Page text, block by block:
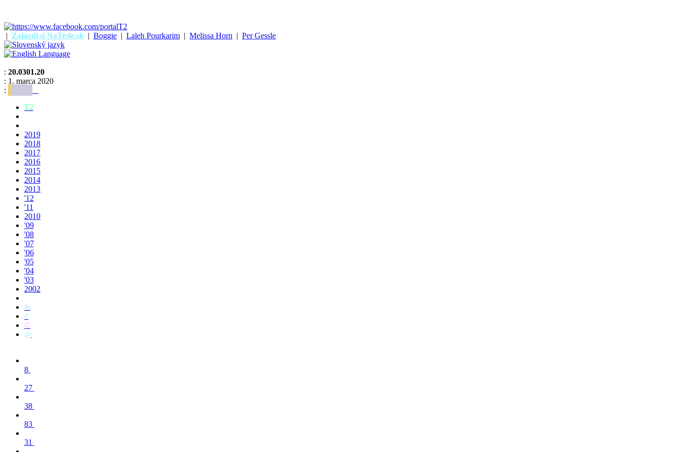
| Zajazdi si NaTesle.sk | Boggie | Laleh Pourkarim | Melissa Horn | Per Gessle
: 20.0301.20
: 1. marca 2020
:
T2
2019
2018
2017
2016
2015
2014
2013
'12
'11
2010
'09
'08
'07
'06
'05
'04
'03
2002
&
#
©
@
8
27
38
83
31